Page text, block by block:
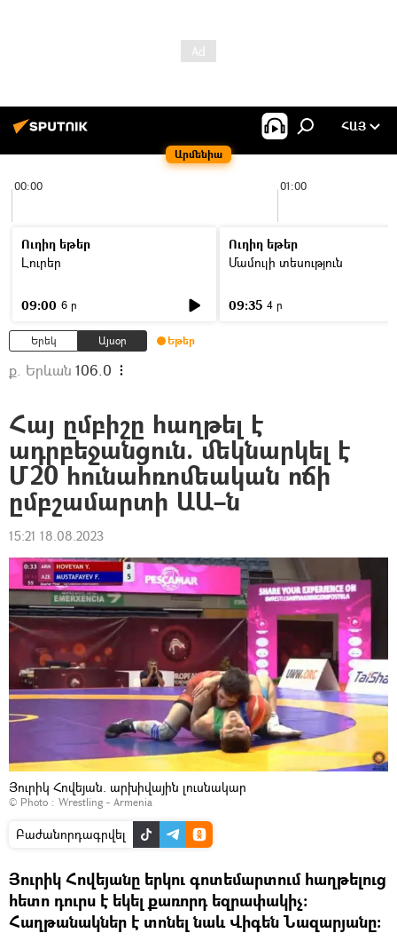
Արմենիա
ՀԱՅ
00:00 01:00
Ուղիղ եթեր
Լուրեր
09:00 6 ր
Ուղիղ եթեր
Մամուլի տեսություն
09:35 4 ր
Երեկ Այսօր Եթեր
ք. Երևան 106.0
Հայ ըմբիշը հաղթել է
ադրբեջանցուն. մեկնարկել է
Մ20 հունահռոմեական ոճի
ըմբշամարտի ԱԱ–ն
15:21 18.08.2023
Յուրիկ Հովեյան. արխիվային լուսնակար
© Photo : Wrestling - Armenia
Բաժանորդագրվել
Յուրիկ Հովեյանը երկու գոտեմարտում հաղթելուց
հետո դուրս է եկել քառորդ եզրափակիչ։
Հաղթանակներ է տոնել նաև Վիգեն Նազարյանը։